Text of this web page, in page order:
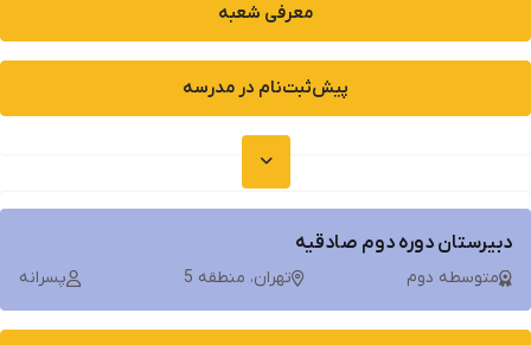
معرفی شعبه
پیش‌ثبت‌نام در مدرسه
دبیرستان دوره دوم صادقیه
متوسطه دوم تهران، منطقه 5 پسرانه